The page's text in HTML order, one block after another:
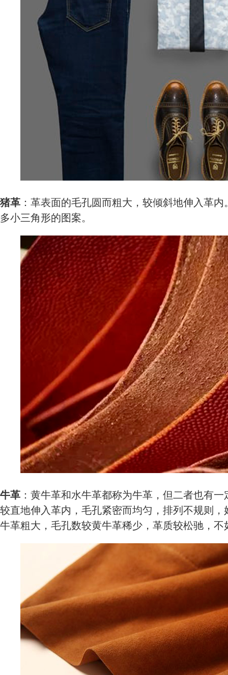
猪革 ：革表面的毛孔圆而粗大，较倾斜地伸入革
多小三角形的图案。
牛革 ：黄牛革和水牛革都称为牛革，但二者也有
较直地伸入革内，毛孔紧密而均匀，排列不规则
牛革粗大，毛孔数较黄牛革稀少，革质较松驰，